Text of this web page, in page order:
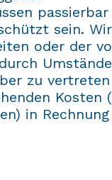
passierbar
sein.
oder der
Umstände
zu vertreten
Kosten
in Rechnung